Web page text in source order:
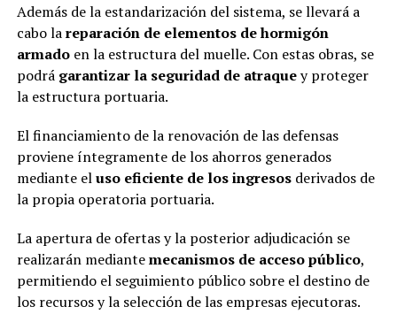
Además de la estandarización del sistema, se llevará a
cabo lareparación de elementos de hormigón
armadoen la estructura del muelle. Con estas obras, se
podrá garantizar la seguridad de atraquey proteger
la estructura portuaria.
El financiamiento de la renovación de las defensas
proviene íntegramente de los ahorros generados
mediante eluso eficiente de los ingresosderivados de
la propia operatoria portuaria.
La apertura de ofertas y la posterior adjudicación se
realizarán mediantemecanismos de acceso público,
permitiendo el seguimiento público sobre el destino de
los recursos y la selección de las empresas ejecutoras.